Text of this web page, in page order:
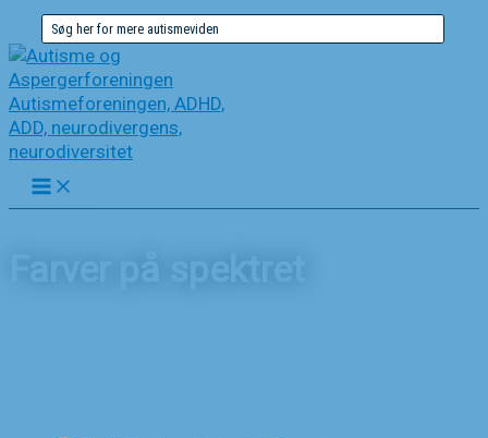
til
indholdet
Søg
efter:
Farver på spektret